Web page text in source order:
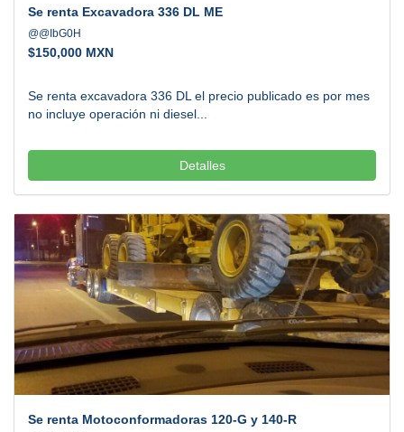
Se renta Excavadora 336 DL ME
@@IbG0H
$150,000 MXN
Se renta excavadora 336 DL el precio publicado es por mes
no incluye operación ni diesel...
Detalles
Se renta Motoconformadoras 120-G y 140-R